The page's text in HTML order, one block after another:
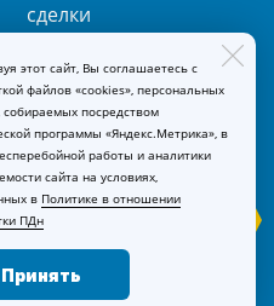
сделки
регистрация
товарных знаков
этот сайт, Вы соглашаетесь с
файлов «cookies», персональных
посредством
программы «Яндекс.Метрика», в
работы и аналитики
сайта на условиях,
в Политике в отношении
ПДн
Принять